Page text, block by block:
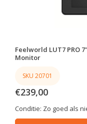
Feelworld LUT7 PRO
Monitor
SKU 20701
€239,00
Conditie: Zo goed als